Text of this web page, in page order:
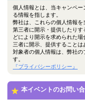
30 108000
と
31 120000
12
っ
う
32 138000
33 156000 好
個人情報とは、当キャンペ
る情報を指します。
弊社は、これらの個人情報を
第三者に開示・提供したり
どにより開示を求められた
三者に開示、提供することは
対象者の個人情報は、弊社
す。
『プライバシーポリシー』
本イベントのお問い